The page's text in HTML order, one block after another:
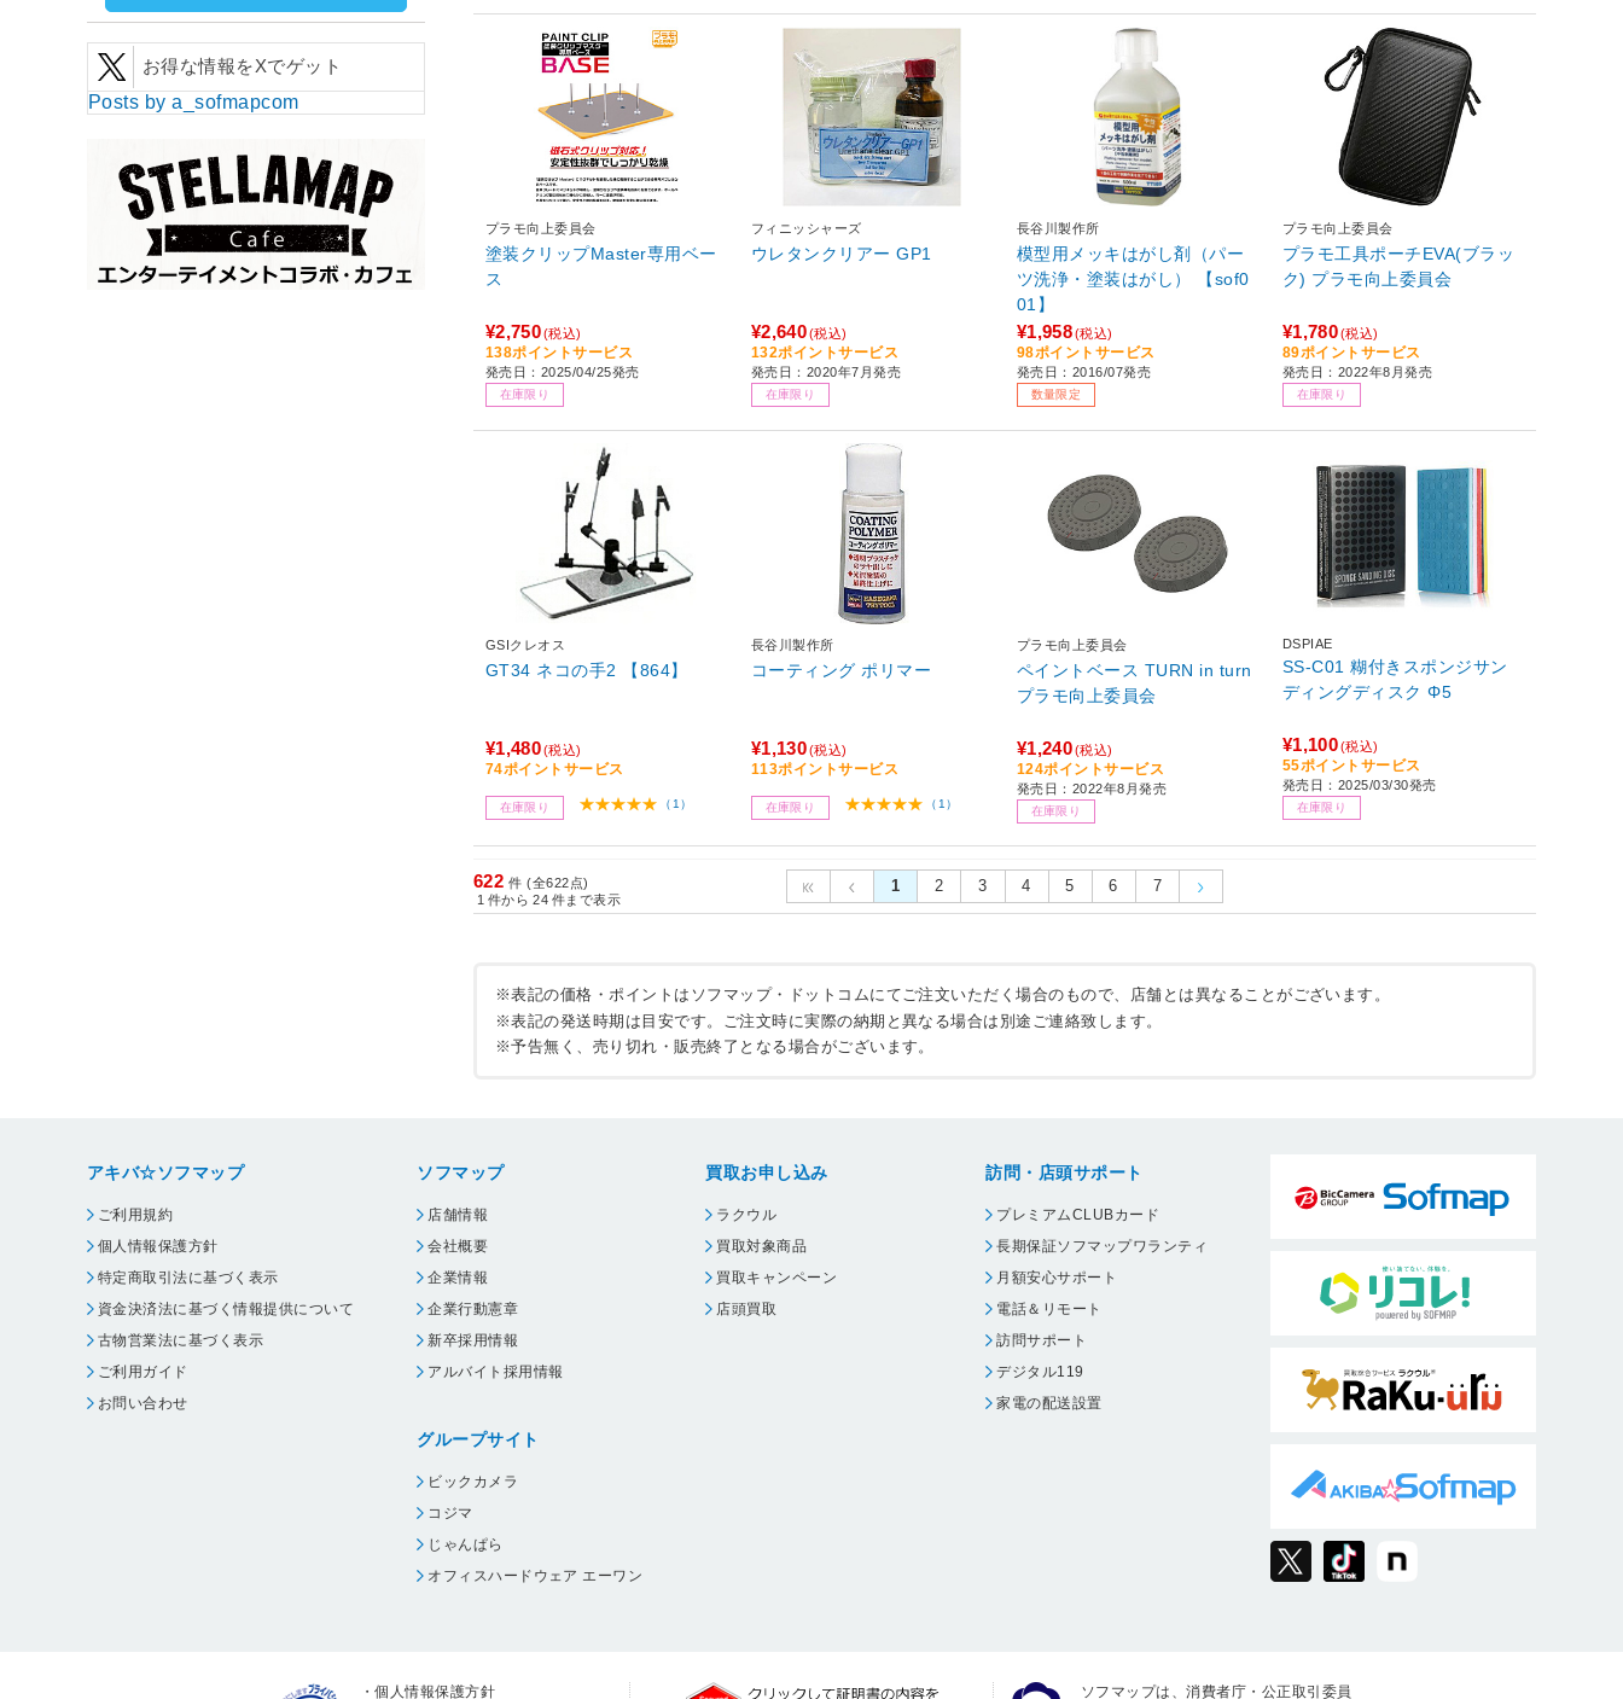
プラモ向上委員会
塗装クリップMaster専用ベー
ス
¥2,750(税込)
138ポイントサービス
発売日：2025/04/25発売
在庫限り
フィニッシャーズ
ウレタンクリアー GP1
¥2,640(税込)
132ポイントサービス
発売日：2020年7月発売
在庫限り
長谷川製作所
模型用メッキはがし剤（パー
ツ洗浄・塗装はがし） 【sof0
01】
¥1,958(税込)
98ポイントサービス
発売日：2016/07発売
数量限定
プラモ向上委員会
プラモ工具ポーチEVA(ブラッ
ク) プラモ向上委員会
¥1,780(税込)
89ポイントサービス
発売日：2022年8月発売
在庫限り
GSIクレオス
GT34 ネコの手2 【864】
¥1,480(税込)
74ポイントサービス
在庫限り （1）
長谷川製作所
コーティング ポリマー
¥1,130(税込)
113ポイントサービス
在庫限り （1）
プラモ向上委員会
ペイントベース TURN in turn
プラモ向上委員会
¥1,240(税込)
124ポイントサービス
発売日：2022年8月発売
在庫限り
DSPIAE
SS-C01 糊付きスポンジサン
ディングディスク Φ5
¥1,100(税込)
55ポイントサービス
発売日：2025/03/30発売
在庫限り
622 件 (全622点)
1 件から 24 件まで表示
1 2 3 4 5 6 7
※表記の価格・ポイントはソフマップ・ドットコムにてご注文いただく場合のもので、店舗とは異なることがございます。
※表記の発送時期は目安です。ご注文時に実際の納期と異なる場合は別途ご連絡致します。
※予告無く、売り切れ・販売終了となる場合がございます。
お得な情報をXでゲット
Posts by a_sofmapcom
アキバ☆ソフマップ
ご利用規約
個人情報保護方針
特定商取引法に基づく表示
資金決済法に基づく情報提供について
古物営業法に基づく表示
ご利用ガイド
お問い合わせ
ソフマップ
店舗情報
会社概要
企業情報
企業行動憲章
新卒採用情報
アルバイト採用情報
グループサイト
ビックカメラ
コジマ
じゃんぱら
オフィスハードウェア エーワン
買取お申し込み
ラクウル
買取対象商品
買取キャンペーン
店頭買取
訪問・店頭サポート
プレミアムCLUBカード
長期保証ソフマップワランティ
月額安心サポート
電話＆リモート
訪問サポート
デジタル119
家電の配送設置
・個人情報保護方針 ソフマップは、消費者庁・公正取引委員